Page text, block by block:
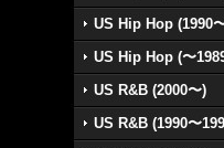
US Hip Hop (1990
US Hip Hop (〜
US R&B (2000〜)
US R&B (1990〜